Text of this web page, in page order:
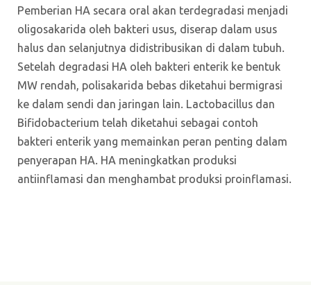
Pemberian HA secara oral akan terdegradasi menjadi
oligosakarida oleh bakteri usus, diserap dalam usus
halus dan selanjutnya didistribusikan di dalam tubuh.
Setelah degradasi HA oleh bakteri enterik ke bentuk
MW rendah, polisakarida bebas diketahui bermigrasi
ke dalam sendi dan jaringan lain. Lactobacillus dan
Bifidobacterium telah diketahui sebagai contoh
bakteri enterik yang memainkan peran penting dalam
penyerapan HA. HA meningkatkan produksi
antiinflamasi dan menghambat produksi proinflamasi.